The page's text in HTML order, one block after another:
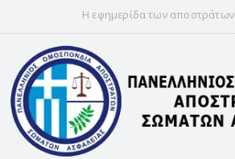
Η εφημερίδα των αποστράτων